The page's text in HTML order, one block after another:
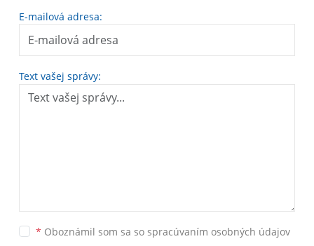
E-mailová adresa:
Text vašej správy:
* Oboznámil som sa so spracúvaním osobných údajov